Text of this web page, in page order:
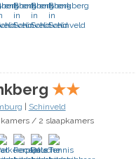
★★
Schinveld
/ 2 slaapkamers